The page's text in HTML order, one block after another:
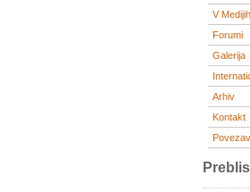
V Medijih
Forumi
Galerija
Arhiv
Kontakt